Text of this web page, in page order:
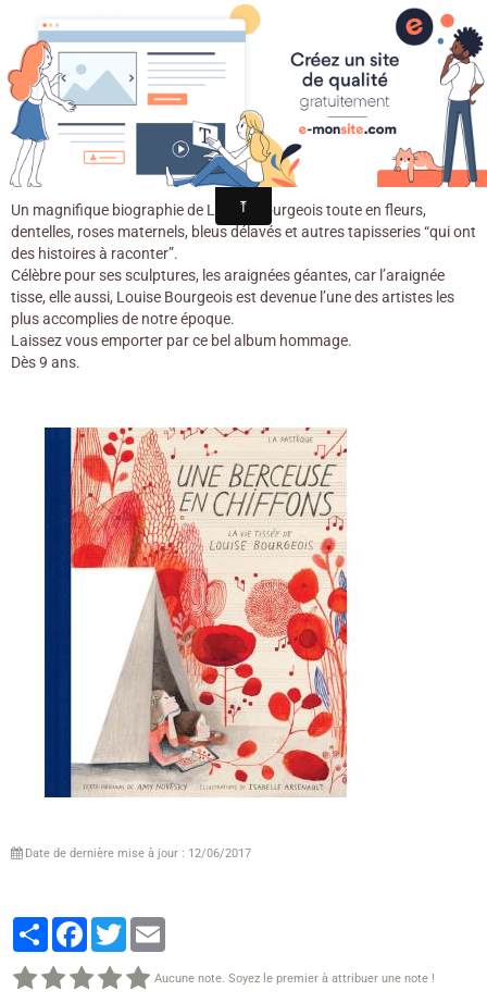
Croqu'livre
Une berceuse en chiffons / Amy
Novesky. - La pastèque, 2016
Un magnifique biographie de Louise Bourgeois toute en fleurs,
dentelles, roses maternels, bleus délavés et autres tapisseries “qui ont
des histoires à raconter”.
Célèbre pour ses sculptures, les araignées géantes, car l’araignée
tisse, elle aussi, Louise Bourgeois est devenue l’une des artistes les
plus accomplies de notre époque.
Laissez vous emporter par ce bel album hommage.
Dès 9 ans.
Date de dernière mise à jour : 12/06/2017
PartagerFacebook
Twitter
Aucune note. Soyez le premier à attribuer une note !